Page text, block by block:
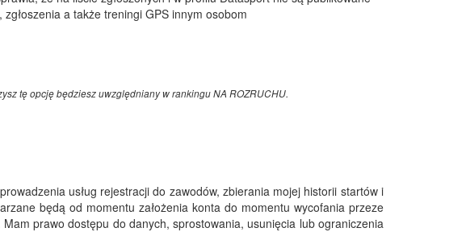
zgłoszenia a także treningi GPS innym osobom
tę opcję będziesz uwzględniany w rankingu NA ROZRUCHU.
usług rejestracji do zawodów, zbierania mojej historii startów i
będą od momentu założenia konta do momentu wycofania przeze
prawo dostępu do danych, sprostowania, usunięcia lub ograniczenia